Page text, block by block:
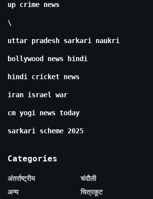
up crime news
\
uttar pradesh sarkari naukri
bollywood news hindi
hindi cricket news
iran israel war
cm yogi news today
sarkari scheme 2025
Categories
अंतर्राष्ट्रीय
अन्य
चंदौली
चित्रकूट